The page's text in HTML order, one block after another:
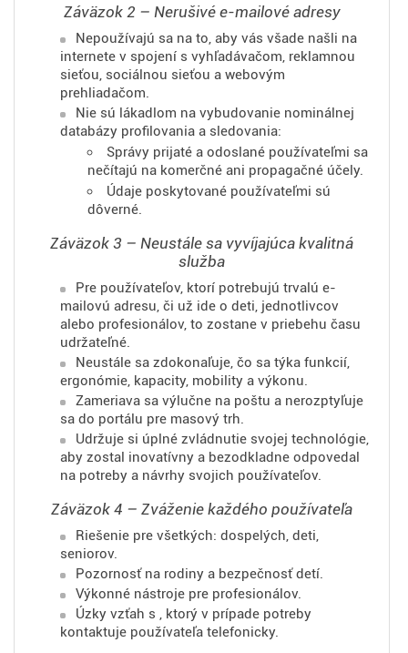
Záväzok 2 – Nerušivé e-mailové adresy
Nepoužívajú sa na to, aby vás všade našli na
internete v spojení s vyhľadávačom, reklamnou
sieťou, sociálnou sieťou a webovým
prehliadačom.
Nie sú lákadlom na vybudovanie nominálnej
databázy profilovania a sledovania:
Správy prijaté a odoslané používateľmi sa
nečítajú na komerčné ani propagačné účely.
Údaje poskytované používateľmi sú
dôverné.
Záväzok 3 – Neustále sa vyvíjajúca kvalitná
služba
Pre používateľov, ktorí potrebujú trvalú e-
mailovú adresu, či už ide o deti, jednotlivcov
alebo profesionálov, to zostane v priebehu času
udržateľné.
Neustále sa zdokonaľuje, čo sa týka funkcií,
ergonómie, kapacity, mobility a výkonu.
Zameriava sa výlučne na poštu a nerozptyľuje
sa do portálu pre masový trh.
Udržuje si úplné zvládnutie svojej technológie,
aby zostal inovatívny a bezodkladne odpovedal
na potreby a návrhy svojich používateľov.
Záväzok 4 – Zváženie každého používateľa
Riešenie pre všetkých: dospelých, deti,
seniorov.
Pozornosť na rodiny a bezpečnosť detí.
Výkonné nástroje pre profesionálov.
Úzky vzťah s , ktorý v prípade potreby
kontaktuje používateľa telefonicky.